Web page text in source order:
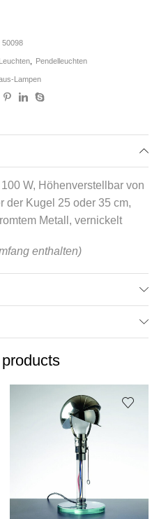
50098
, Pendelleuchten
Lampen
W, Höhenverstellbar von
der Kugel 25 oder 35 cm,
Metall, vernickelt
enthalten)